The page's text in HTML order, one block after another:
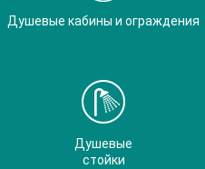
Душевые кабины и ограждения
Душевые
стойки